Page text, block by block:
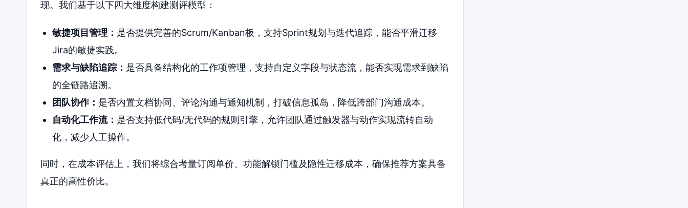
现。我们基于以下四大维度构建测评模型：
敏捷项目管理： 是否提供完善的Scrum/Kanban板，支持Sprint规划与迭代追踪，能否平滑迁移
Jira的敏捷实践。
需求与缺陷追踪： 是否具备结构化的工作项管理，支持自定义字段与状态流，能否实现需求到缺陷
的全链路追溯。
团队协作： 是否内置文档协同、评论沟通与通知机制，打破信息孤岛，降低跨部门沟通成本。
自动化工作流： 是否支持低代码/无代码的规则引擎，允许团队通过触发器与动作实现流转自动
化，减少人工操作。
同时，在成本评估上，我们将综合考量订阅单价、功能解锁门槛及隐性迁移成本，确保推荐方案具备
真正的高性价比。